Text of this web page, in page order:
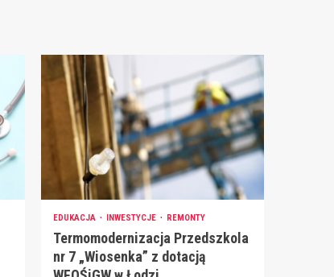
EDUKACJA INWESTYCJE REMONTY
Termomodernizacja Przedszkola
nr 7 „Wiosenka” z dotacją